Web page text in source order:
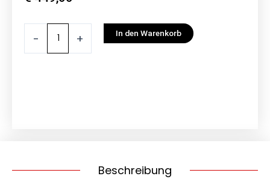
- + In den Warenkorb
Beschreibung